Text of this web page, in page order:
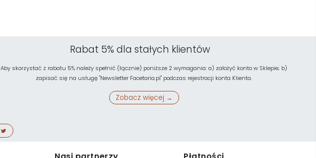
Rabat 5% dla stałych klientów
Aby skorzystać z rabatu 5% należy spełnić (łącznie) poniższe 2 wymagania: a) założyć konto w Sklepie; b)
zapisać się na usługę "Newsletter Facetaria.pl" podczas rejestracji konta Klienta.
Zobacz więcej →